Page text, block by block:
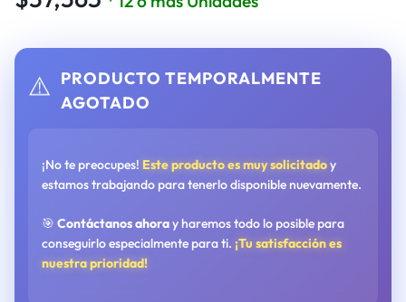
⚠️ PRODUCTO TEMPORALMENTE
AGOTADO
¡No te preocupes! Este producto es muy solicitadoy
estamos trabajando para tenerlo disponible nuevamente.
🎯 Contáctanos ahoray haremos todo lo posible para
conseguirlo especialmente para ti. ¡Tu satisfacción es
nuestra prioridad!